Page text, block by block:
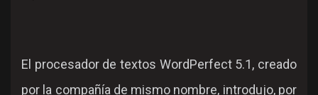
El procesador de textos WordPerfect 5.1, creado
por la compañía de mismo nombre, introdujo, por